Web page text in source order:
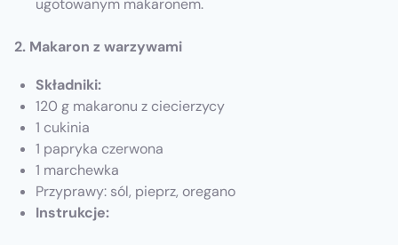
ugotowanym makaronem.
2. Makaron z warzywami
Składniki:
120 g makaronu z ciecierzycy
1 cukinia
1 papryka czerwona
1 marchewka
Przyprawy: sól, pieprz, oregano
Instrukcje: